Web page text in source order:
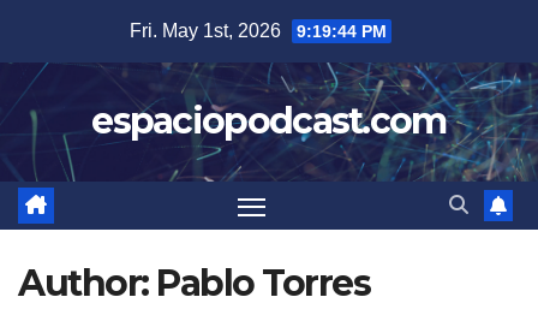
content
Fri. May 1st, 2026 9:19:45 PM
espaciopodcast.com
Author: Pablo Torres